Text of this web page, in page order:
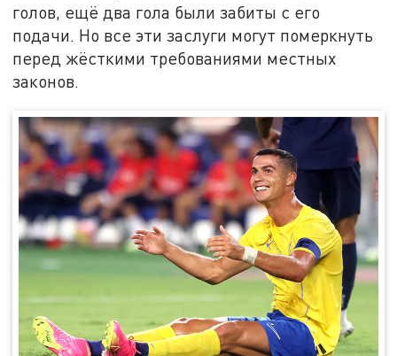
голов, ещё два гола были забиты с его
подачи. Но все эти заслуги могут померкнуть
перед жёсткими требованиями местных
законов.